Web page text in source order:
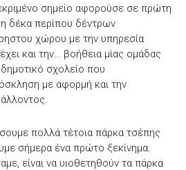
σημείο αφορούσε σε πρώτη
δέκα περίπου δέντρων
χώρου με την υπηρεσία
και την… βοήθεια μίας ομάδας
σχολείο που
με αφορμή και την
πολλά τέτοια πάρκα τσέπης
σήμερα ένα πρώτο ξεκίνημα.
είναι να υιοθετηθούν τα πάρκα